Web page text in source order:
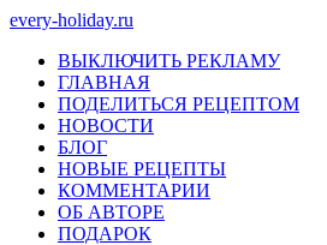
every-holiday.ru
ВЫКЛЮЧИТЬ РЕКЛАМУ
ГЛАВНАЯ
ПОДЕЛИТЬСЯ РЕЦЕПТОМ
НОВОСТИ
БЛОГ
НОВЫЕ РЕЦЕПТЫ
КОММЕНТАРИИ
ОБ АВТОРЕ
ПОДАРОК